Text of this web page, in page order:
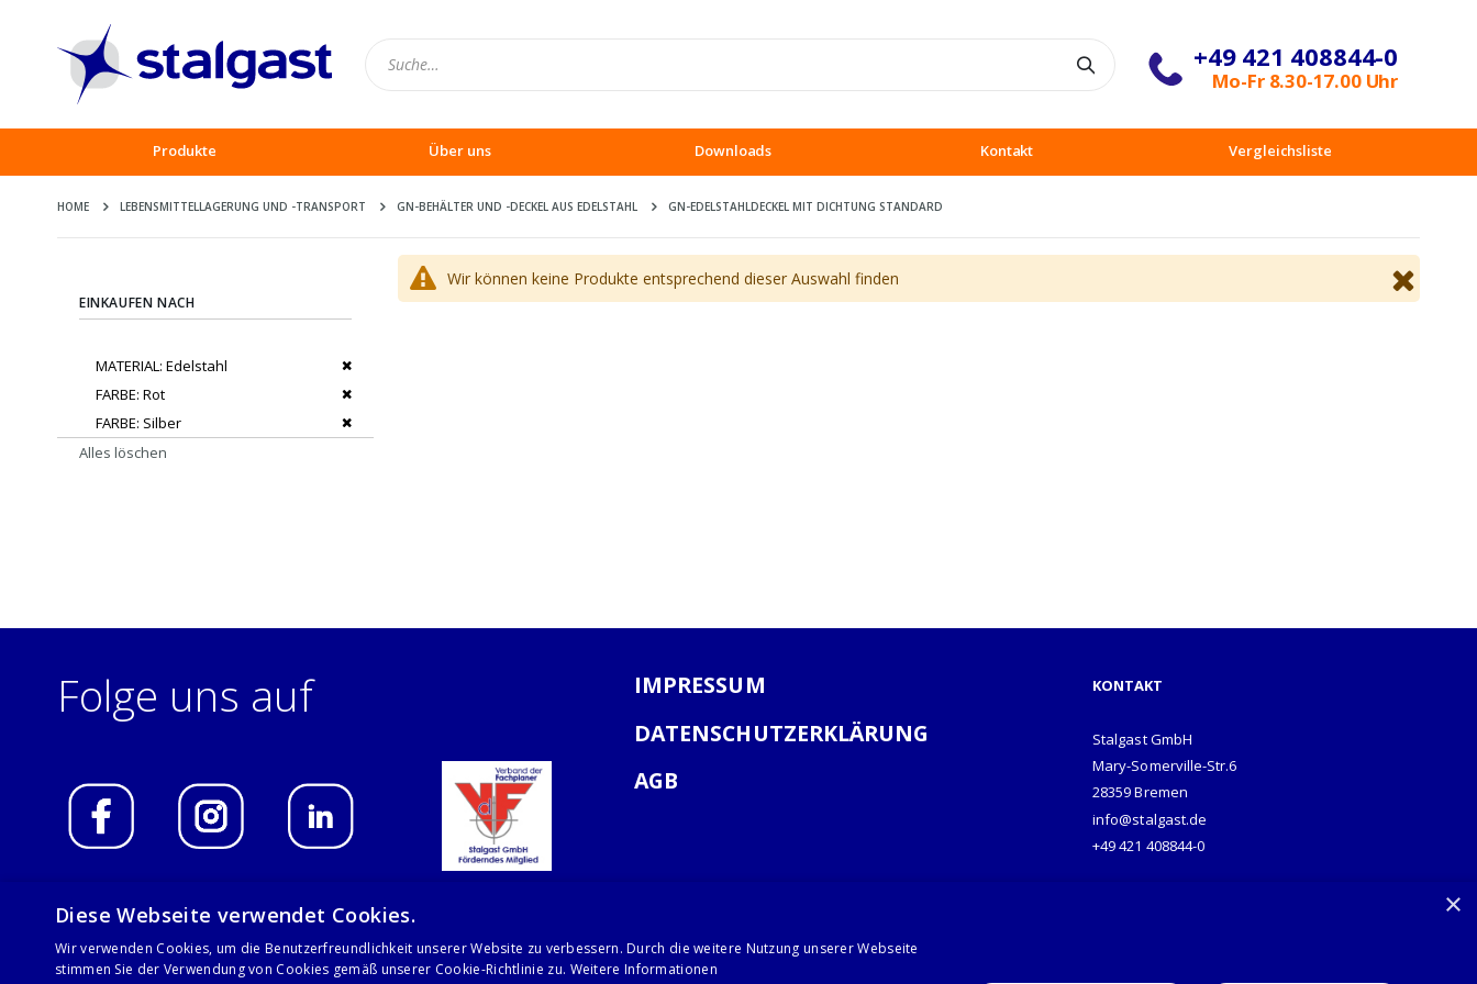
+49 421 408844-0
Mo-Fr 8.30-17.00 Uhr
Produkte Über uns Downloads Kontakt Vergleichsliste
HOME LEBENSMITTELLAGERUNG UND -TRANSPORT GN-BEHÄLTER UND -DECKEL AUS EDELSTAHL GN-EDELSTAHLDECKEL MIT DICHTUNG STANDARD
Wir können keine Produkte entsprechend dieser Auswahl finden
EINKAUFEN NACH
MATERIAL Edelstahl
Dies entfernen
FARBE Rot
Dies entfernen
FARBE Silber
Dies entfernen
Alles löschen
Folge uns auf
IMPRESSUM
DATENSCHUTZERKLÄRUNG
AGB
KONTAKT
Stalgast GmbH
Mary-Somerville-Str.6
28359 Bremen
info@stalgast.de
+49 421 408844-0
© 2021 Stalgast GmbH
×
Diese Webseite verwendet Cookies.
Wir verwenden Cookies, um die Benutzerfreundlichkeit unserer Website zu verbessern. Durch die weitere Nutzung unserer Webseite
stimmen Sie der Verwendung von Cookies gemäß unserer Cookie-Richtlinie zu. Weitere Informationen